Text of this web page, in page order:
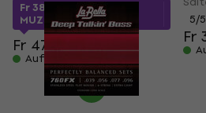
Fr 38.31 mit dem Code
MUZMUZ-20
Fr 47.94
Auf Lager
5/5
Fr